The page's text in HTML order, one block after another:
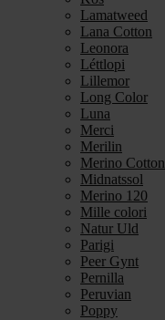
Lamatweed
Lana Cotton
Leonora
Léttlopi
Lillemor
Long Color
Luna
Merci
Merilin
Merino Cotton
Midnatssol
Merino 120
Mille colori
Natur Uld
Parigi
Peer Gynt
Pernilla
Peruvian
Poppy